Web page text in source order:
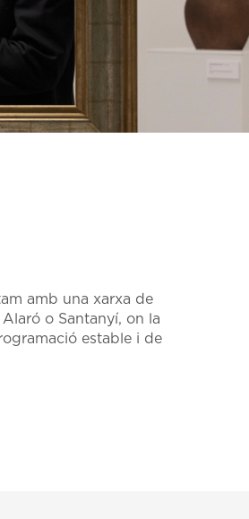
amb una xarxa de
o Santanyí, on la
estable i de